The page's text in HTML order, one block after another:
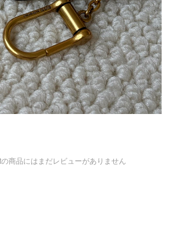
商品にはまだレビューがありません